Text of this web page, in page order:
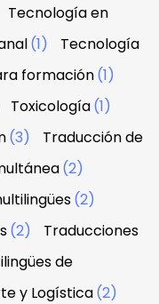
Tecnología en
(1)
Tecnología
formación(1)
Toxicología(1)
(3)
Traducción de
(2)
(2)
(2)
Traducciones
de
y Logística(2)